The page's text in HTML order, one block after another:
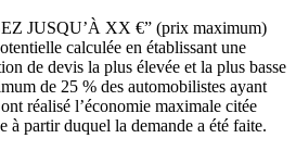
JUSQU’À XX €” (prix maximum)
calculée en établissant une
de devis la plus élevée et la plus basse
de 25 % des automobilistes ayant
réalisé l’économie maximale citée
à partir duquel la demande a été faite.